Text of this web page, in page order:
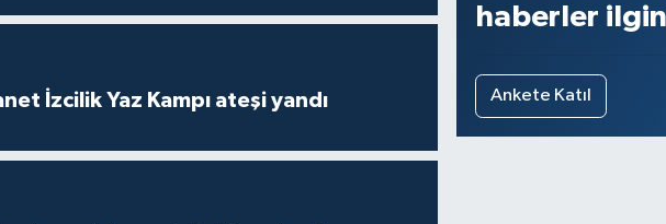
İzcilik Yaz Kampı ateşi yandı
haberler
Ankete Katıl